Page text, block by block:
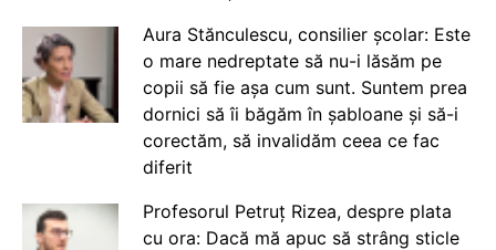
Aura Stănculescu, consilier școlar: Este
o mare nedreptate să nu-i lăsăm pe
copii să fie așa cum sunt. Suntem prea
dornici să îi băgăm în șabloane și să-i
corectăm, să invalidăm ceea ce fac
diferit
Profesorul Petruț Rizea, despre plata
cu ora: Dacă mă apuc să strâng sticle